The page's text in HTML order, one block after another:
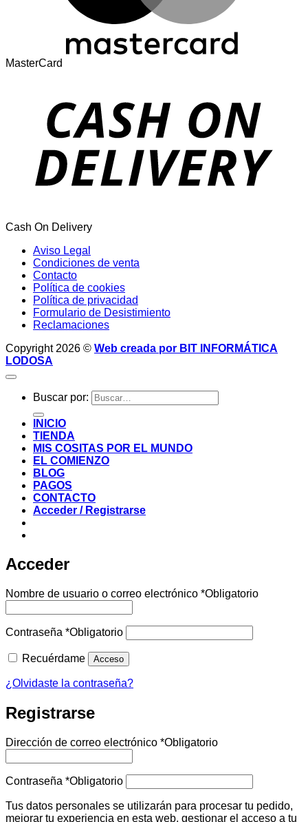
MasterCard
Cash On Delivery
Aviso Legal
Condiciones de venta
Contacto
Política de cookies
Política de privacidad
Formulario de Desistimiento
Reclamaciones
Copyright 2026 © Web creada por BIT INFORMÁTICA
LODOSA
Buscar por:
INICIO
TIENDA
MIS COSITAS POR EL MUNDO
EL COMIENZO
BLOG
PAGOS
CONTACTO
Acceder / Registrarse
Acceder
Nombre de usuario o correo electrónico *Obligatorio
Contraseña *Obligatorio
Recuérdame Acceso
¿Olvidaste la contraseña?
Registrarse
Dirección de correo electrónico *Obligatorio
Contraseña *Obligatorio
Tus datos personales se utilizarán para procesar tu pedido,
mejorar tu experiencia en esta web, gestionar el acceso a tu